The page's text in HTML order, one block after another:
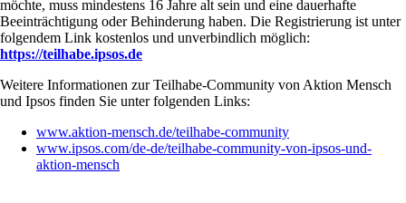
möchte, muss mindestens 16 Jahre alt sein und eine dauerhafte
Beeinträchtigung oder Behinderung haben. Die Registrierung ist unter
folgendem Link kostenlos und unverbindlich möglich:
https://teilhabe.ipsos.de
Weitere Informationen zur Teilhabe-Community von Aktion Mensch
und Ipsos finden Sie unter folgenden Links:
www.aktion-mensch.de/teilhabe-community
www.ipsos.com/de-de/teilhabe-community-von-ipsos-und-
aktion-mensch